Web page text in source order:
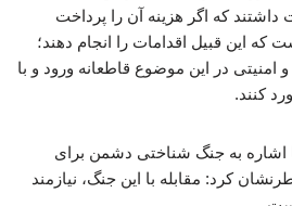
که اگر هزینه آن را پرداخت
که این قبیل اقدامات را انجام دهند؛
امنیتی در این موضوع قاطعانه ورود و با
کنند.
اشاره به جنگ شناختی دشمن برای
کرد: مقابله با این جنگ، نیازمند